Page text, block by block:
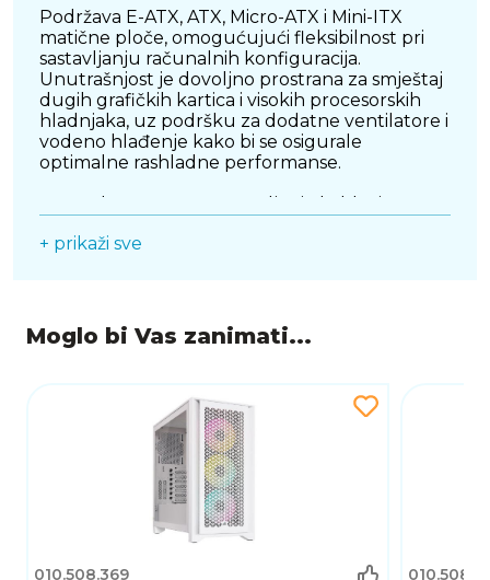
Podržava E-ATX, ATX, Micro-ATX i Mini-ITX
matične ploče, omogućujući fleksibilnost pri
sastavljanju računalnih konfiguracija.
Unutrašnjost je dovoljno prostrana za smještaj
dugih grafičkih kartica i visokih procesorskih
hladnjaka, uz podršku za dodatne ventilatore i
vodeno hlađenje kako bi se osigurale
optimalne rashladne performanse.
protok zraka unutar kućišta, čime se dodatno
stabilnost sustava.
u bijeloj boji savršen je izbor za korisnike koji
žele moderno, estetski privlačno i funkcionalno
kućište s naprednim mogućnostima hlađenja.
Njegova kombinacija prostranog dizajna, RGB
osvjetljenja i optimiziranog protoka zraka čini
ga izvrsnim rješenjem za gaming i
profesionalne konfiguracije visokih
+ prikaži sve
Moglo bi Vas zanimati...
010.508.369